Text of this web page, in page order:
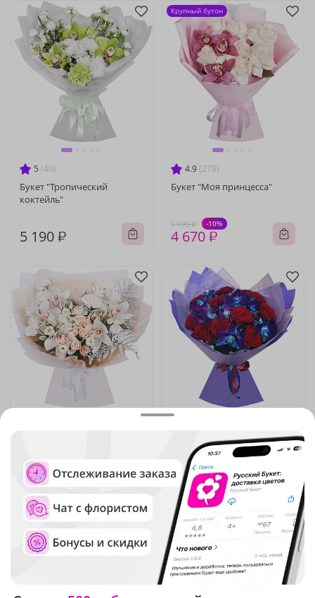
5 (40)
Букет "Тропический
коктейль"
5 190 ₽
4.9 (278)
Букет "Моя принцесса"
5 190 ₽ -10%
4 670 ₽
Крупный бутон
8 110 ₽
5(122)
Букет "Чарующая полночь"
15 410 ₽